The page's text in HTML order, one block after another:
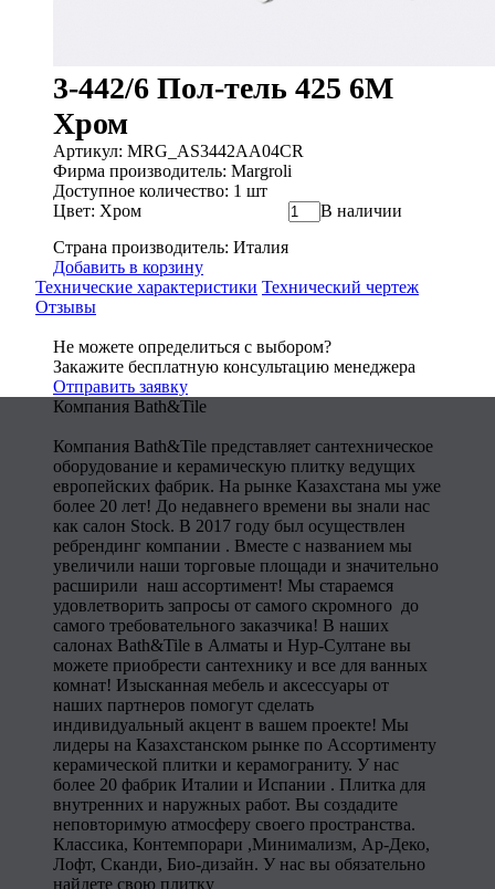
3-442/6 Пол-тель 425 6M
Хром
Артикул: MRG_AS3442AA04CR
Фирма производитель: Margroli
Доступное количество: 1 шт
Цвет: Хром
Страна производитель: Италия
В наличии
Добавить в корзину
Технические характеристики Технический чертеж
Отзывы
Не можете определиться с выбором?
Закажите бесплатную консультацию менеджера
Отправить заявку
Компания Bath&Tile
Компания Bath&Tile представляет сантехническое
оборудование и керамическую плитку ведущих
европейских фабрик. На рынке Казахстана мы уже
более 20 лет! До недавнего времени вы знали нас
как салон Stock. В 2017 году был осуществлен
ребрендинг компании . Вместе с названием мы
увеличили наши торговые площади и значительно
расширили наш ассортимент! Мы стараемся
удовлетворить запросы от самого скромного до
самого требовательного заказчика! В наших
салонах Bath&Tile в Алматы и Нур-Султане вы
можете приобрести сантехнику и все для ванных
комнат! Изысканная мебель и аксессуары от
наших партнеров помогут сделать
индивидуальный акцент в вашем проекте! Мы
лидеры на Казахстанском рынке по Ассортименту
керамической плитки и керамограниту. У нас
более 20 фабрик Италии и Испании . Плитка для
внутренних и наружных работ. Вы создадите
неповторимую атмосферу своего пространства.
Классика, Контемпорари ,Минимализм, Ар-Деко,
Лофт, Сканди, Био-дизайн. У нас вы обязательно
найдете свою плитку